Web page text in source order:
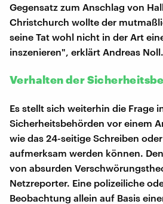
Gegensatz zum Anschlag von
Christchurch wollte der
seine Tat wohl nicht in der Art
inszenieren", erklärt Andreas Noll.
Verhalten der
Es stellt sich weiterhin die Frage
Sicherheitsbehörden vor einem
wie das 24-seitige Schreiben oder
aufmerksam werden können.
von absurden
Netzreporter. Eine polizeiliche
Beobachtung allein auf Basis